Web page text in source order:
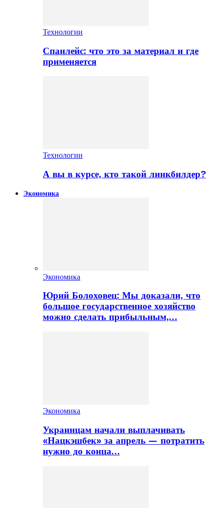
Технологии
Спанлейс: что это за материал и где
применяется
Технологии
А вы в курсе, кто такой линкбилдер?
Экономика
Экономика
Юрий Болоховец: Мы доказали, что
большое государственное хозяйство
можно сделать прибыльным,…
Экономика
Украинцам начали выплачивать
«Нацкэшбек» за апрель — потратить
нужно до конца…